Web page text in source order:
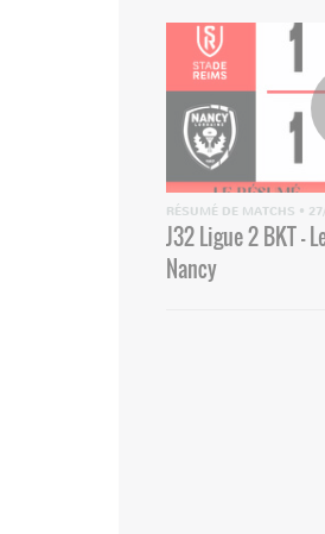
RÉSUMÉ DE MATCHS •
J32 Ligue 2 BKT -
Nancy